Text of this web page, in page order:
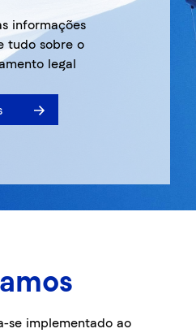
informações
tudo sobre o
legal
se implementado ao